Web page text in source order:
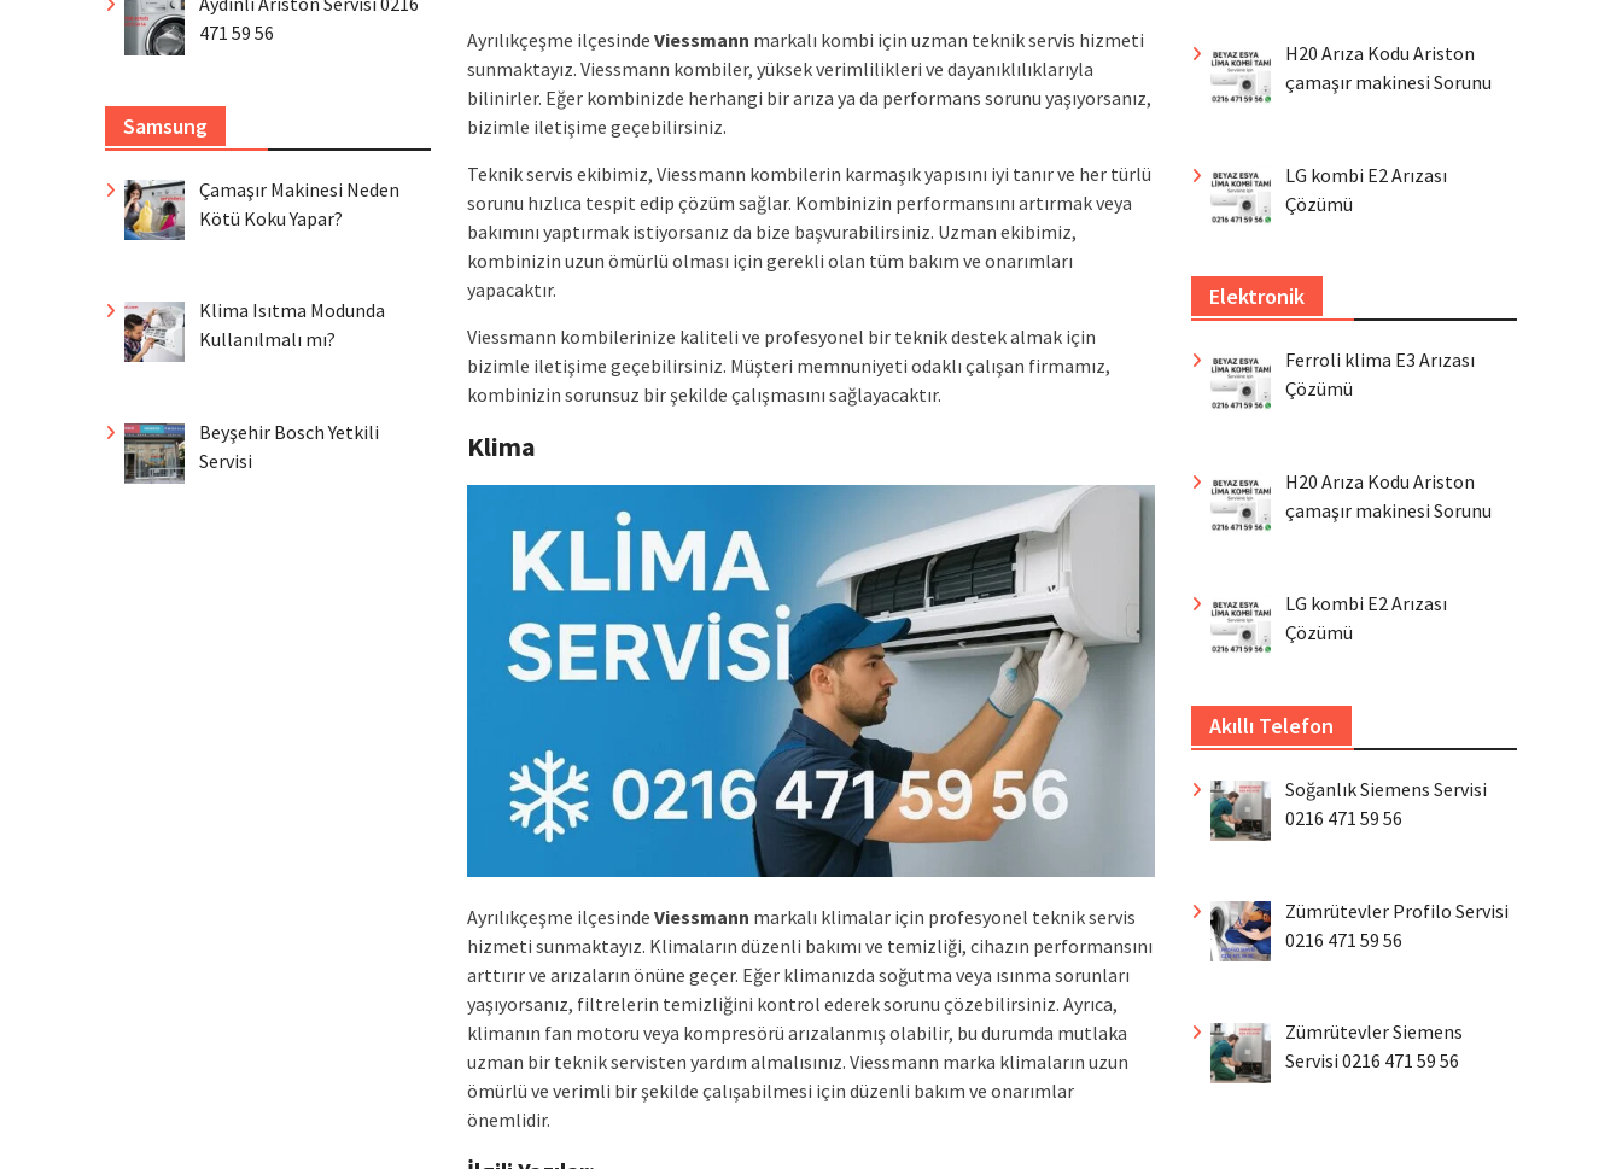
Ayrılıkçeşme ilçesinde Viessmann markalı kombi için uzman teknik servis hizmeti
sunmaktayız. Viessmann kombiler, yüksek verimlilikleri ve dayanıklılıklarıyla
bilinirler. Eğer kombinizde herhangi bir arıza ya da performans sorunu yaşıyorsanız,
bizimle iletişime geçebilirsiniz.
Teknik servis ekibimiz, Viessmann kombilerin karmaşık yapısını iyi tanır ve her türlü
sorunu hızlıca tespit edip çözüm sağlar. Kombinizin performansını artırmak veya
bakımını yaptırmak istiyorsanız da bize başvurabilirsiniz. Uzman ekibimiz,
kombinizin uzun ömürlü olması için gerekli olan tüm bakım ve onarımları
yapacaktır.
Viessmann kombilerinize kaliteli ve profesyonel bir teknik destek almak için
bizimle iletişime geçebilirsiniz. Müşteri memnuniyeti odaklı çalışan firmamız,
kombinizin sorunsuz bir şekilde çalışmasını sağlayacaktır.
Klima
Ayrılıkçeşme ilçesinde Viessmann markalı klimalar için profesyonel teknik servis
hizmeti sunmaktayız. Klimaların düzenli bakımı ve temizliği, cihazın performansını
arttırır ve arızaların önüne geçer. Eğer klimanızda soğutma veya ısınma sorunları
yaşıyorsanız, filtrelerin temizliğini kontrol ederek sorunu çözebilirsiniz. Ayrıca,
klimanın fan motoru veya kompresörü arızalanmış olabilir, bu durumda mutlaka
uzman bir teknik servisten yardım almalısınız. Viessmann marka klimaların uzun
ömürlü ve verimli bir şekilde çalışabilmesi için düzenli bakım ve onarımlar
önemlidir.
H20 Arıza Kodu Ariston
çamaşır makinesi Sorunu
LG kombi E2 Arızası
Çözümü
Elektronik
Ferroli klima E3 Arızası
Çözümü
H20 Arıza Kodu Ariston
çamaşır makinesi Sorunu
LG kombi E2 Arızası
Çözümü
Akıllı Telefon
Soğanlık Siemens Servisi
0216 471 59 56
Zümrütevler Profilo Servisi
0216 471 59 56
Zümrütevler Siemens
Servisi 0216 471 59 56
471 59 56
Samsung
Çamaşır Makinesi Neden
Kötü Koku Yapar?
Klima Isıtma Modunda
Kullanılmalı mı?
Beyşehir Bosch Yetkili
Servisi